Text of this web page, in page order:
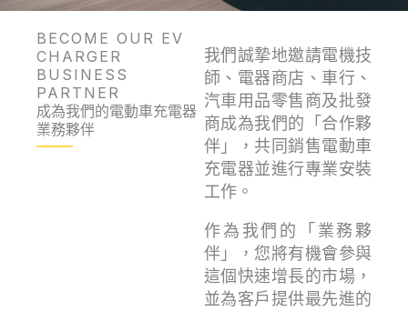
BECOME OUR EV
CHARGER
BUSINESS
PARTNER
成為我們的電動車充電器
業務夥伴
我們誠摯地邀請電機技
師、電器商店、車行、
汽車用品零售商及批發
商成為我們的「合作夥
伴」，共同銷售電動車
充電器並進行專業安裝
工作。
作為我們的「業務夥
伴」，您將有機會參與
這個快速增長的市場，
並為客戶提供最先進的